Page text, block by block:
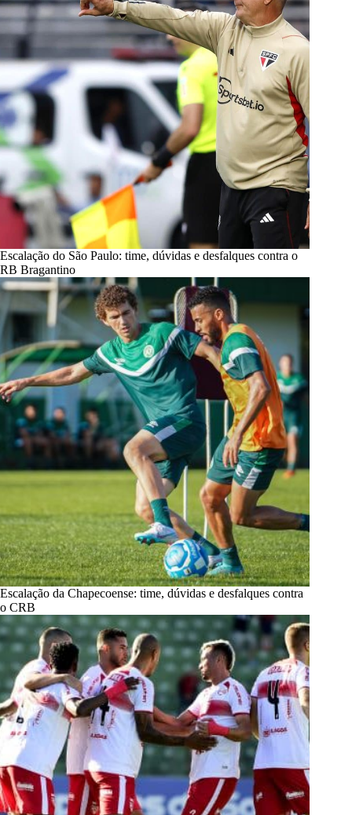
Escalação do São Paulo: time, dúvidas e desfalques contra o
RB Bragantino
Escalação da Chapecoense: time, dúvidas e desfalques contra
o CRB